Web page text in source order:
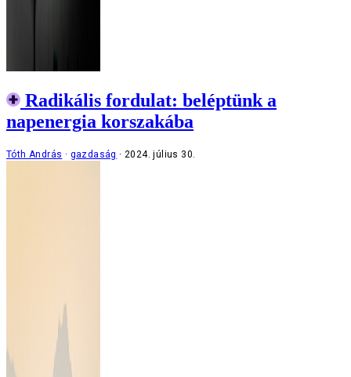
Radikális fordulat: beléptünk a
napenergia korszakába
Tóth András gazdaság 2024. július 30.